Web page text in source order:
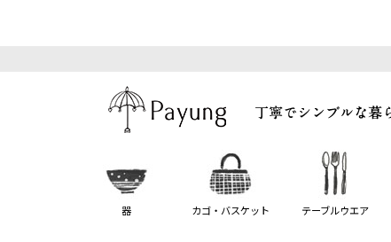
器 カゴ・バスケット テーブルウエア